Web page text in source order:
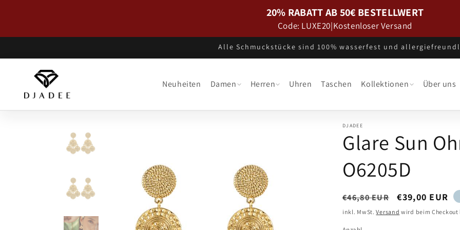
20% RABATT AB 50€ BESTELLWERT
Code: LUXE20|Kostenloser Versand
Alle Schmuckstücke sind 100% wasserfest und
Neuheiten Damen Herren Uhren Taschen Kollektionen Über uns
DJADEE
Glare Sun
O6205D
Normaler
Preis
€46,80 EUR €39,00 EUR
inkl. MwSt.Versand wird beim Checkout